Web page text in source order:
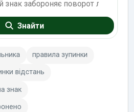
Знайти
правила зупинки
відстань
знак